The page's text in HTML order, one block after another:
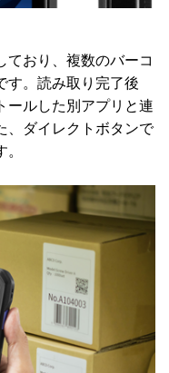
おり、複数のバーコ
す。読み取り完了後
ールした別アプリと連
、ダイレクトボタンで